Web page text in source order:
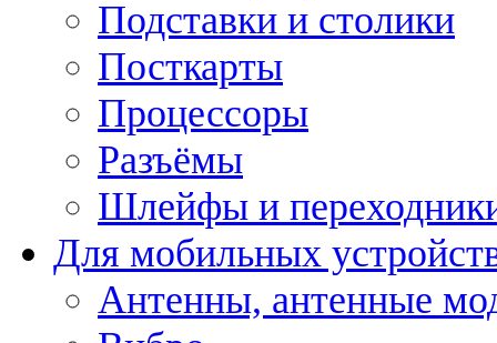
Подставки и столики
Посткарты
Процессоры
Разъёмы
Шлейфы и
Для мобильных
Антенны, антенные